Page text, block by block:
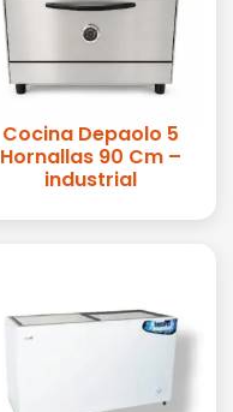
Cocina Depaolo 5
Hornallas 90 Cm –
industrial